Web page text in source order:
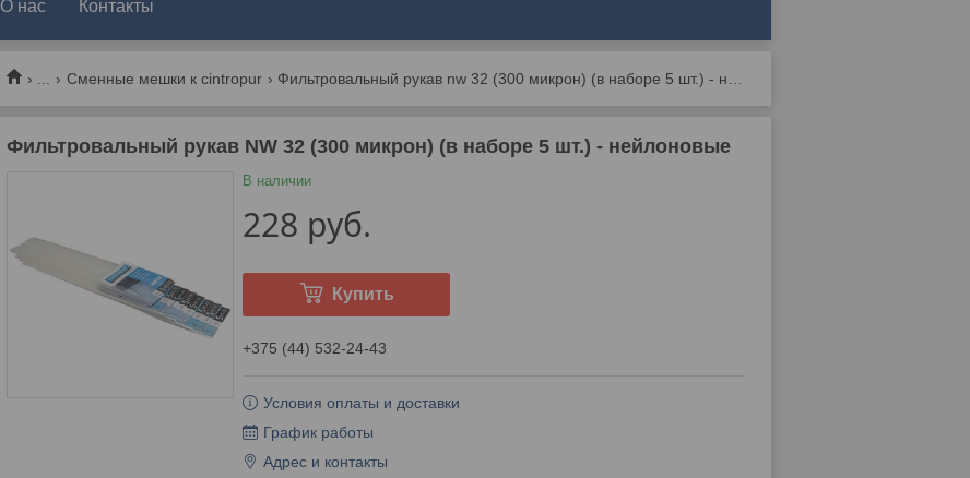
О нас Контакты
Сменные мешки к cintropur
Фильтровальный рукав NW 32 (300 микрон) (в наборе 5 шт.) - нейлоновые
В наличии
228 руб.
Купить
+375 (44) 532-24-43
Условия оплаты и доставки
График работы
Адрес и контакты